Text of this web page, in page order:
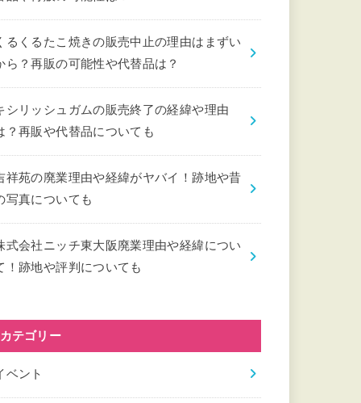
るくるたこ焼きの販売中止の理由はまずい
ら？再販の可能性や代替品は？
シリッシュガムの販売終了の経緯や理由
？再販や代替品についても
祥苑の廃業理由や経緯がヤバイ！跡地や昔
写真についても
式会社ニッチ東大阪廃業理由や経緯につい
！跡地や評判についても
カテゴリー
ベント